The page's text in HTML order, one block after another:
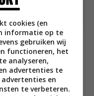
van deze
en sardines! Laat je
te laten? Dat
door op de sterren
cookies (en
informatie op te
gebruiken wij
functioneren, het
analyseren,
advertenties te
en
te verbeteren.